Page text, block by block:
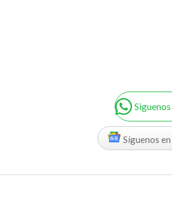
Síguenos en